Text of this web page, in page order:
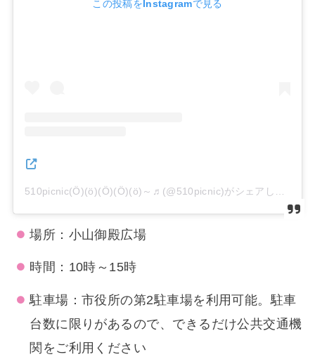
この投稿をInstagramで見る
場所：小山御殿広場
時間：10時～15時
駐車場：市役所の第2駐車場を利用可能。駐車
台数に限りがあるので、できるだけ公共交通機
関をご利用ください